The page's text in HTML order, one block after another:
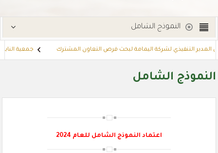
النموذج الشامل
المدير التنفيذي لشركة اليمامة لبحث فرص التعاون المشترك جمعية النابية
توزع بطاقات القسائم الشرائية للمستفيدين عبر أسواق بنده (لنجعل
النموذج الشامل
اعتماد النموذج الشامل للعام 2024